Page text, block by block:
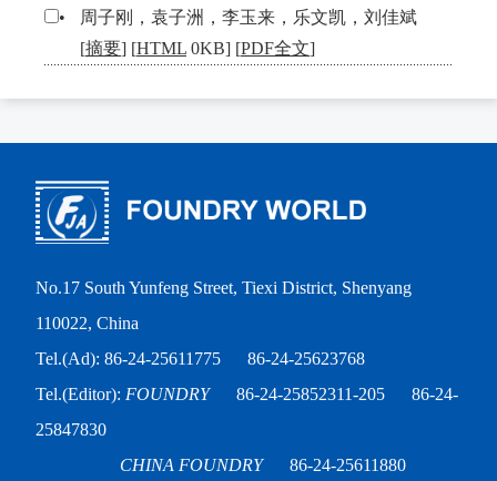
•
周子刚，袁子洲，李玉来，乐文凯，刘佳斌
[摘要] [HTML 0KB] [PDF全文]
No.17 South Yunfeng Street, Tiexi District, Shenyang
110022, China
Tel.(Ad): 86-24-25611775
86-24-25623768
Tel.(Editor): FOUNDRY 86-24-25852311-205
86-24-
25847830
CHINA FOUNDRY
86-24-25611880